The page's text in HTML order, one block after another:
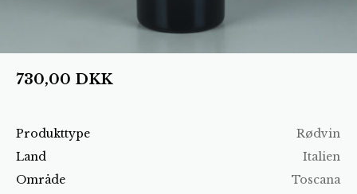
Produkttype
Rødvin
Land
Italien
Område
Toscana
730,00 DKK